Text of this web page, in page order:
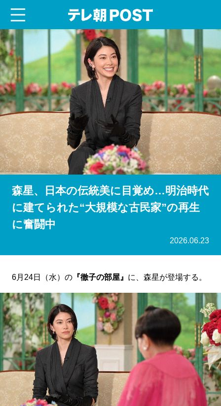
森星、日本の伝統美に目覚め…明治時代
に建てられた“大規模な古民家”の再生
に奮闘中
2026.06.23
6月24日（水）の『徹子の部屋』 に、森星が登場する。